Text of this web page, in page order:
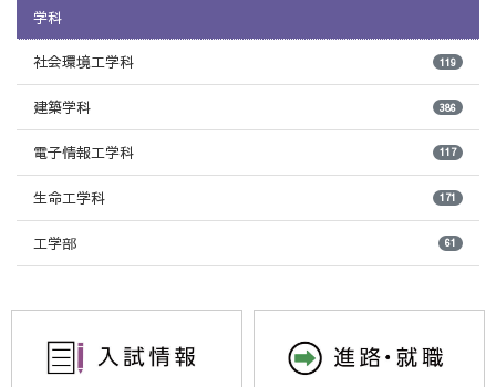
学科
社会環境工学科 119
建築学科 386
電子情報工学科 117
生命工学科 171
工学部 61